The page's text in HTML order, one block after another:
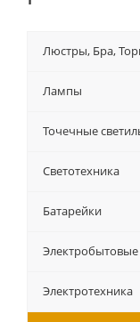
Люстры, Бра,
Лампы
Точечные
Светотехника
Батарейки
Электротехника